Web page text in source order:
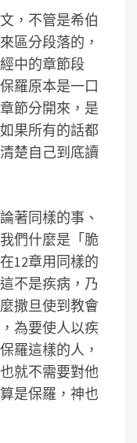
，不管是希伯
區分段落的，
中的章節段
羅原本是一口
節分開來，是
果所有的話都
楚自己到底讀
著同樣的事、
們什麼是「脆
12章用同樣的
不是疾病，乃
撒旦使到教會
為要使人以疾
羅這樣的人，
就不需要對他
是保羅，神也